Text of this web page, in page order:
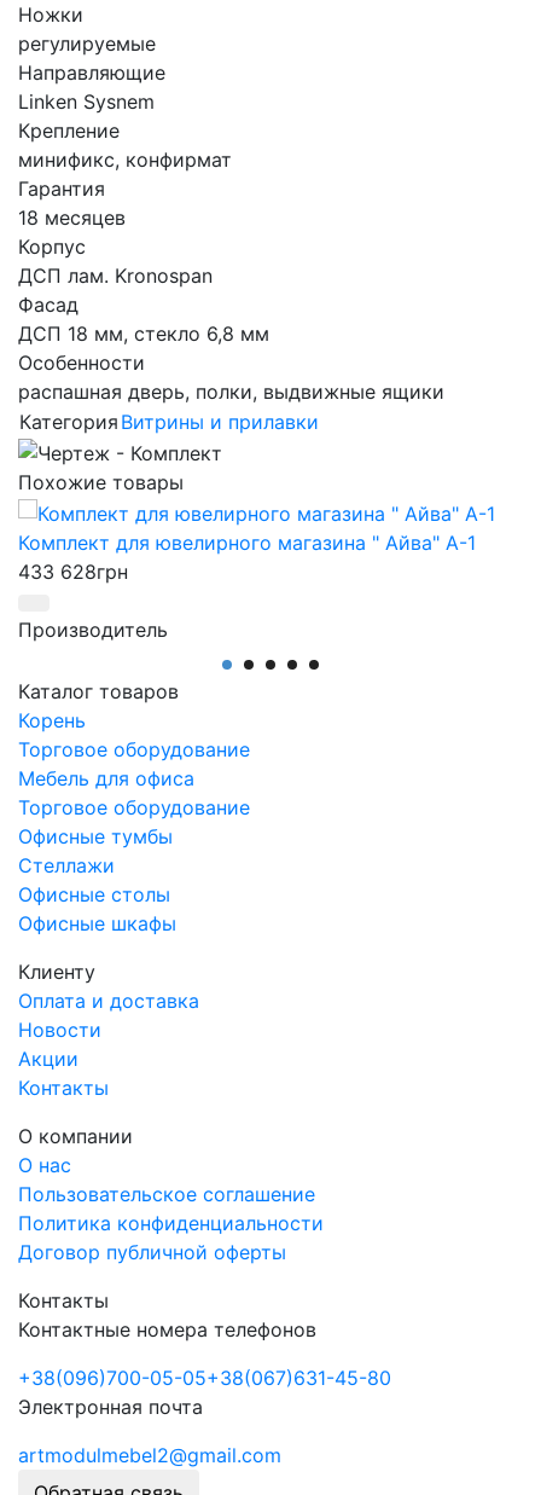
Ножки
регулируемые
Направляющие
Linken Sysnem
Крепление
минификс, конфирмат
Гарантия
18 месяцев
Корпус
ДСП лам. Kronospan
Фасад
ДСП 18 мм, стекло 6,8 мм
Особенности
распашная дверь, полки, выдвижные ящики
Категория Витрины и прилавки
Похожие товары
Комплект для ювелирного магазина " Айва" А-1
433 628грн
Производитель
Общий размер
5 м х 4 м (20 м2)
Назначение
ювелирный салон, салон часов, люкс бижутерия,
парфюмерия.
Артикул
магазин Айва
Каталог товаров
Корень
Торговое оборудование
Мебель для офиса
Торговое оборудование
Офисные тумбы
Стеллажи
Офисные столы
Офисные шкафы
Клиенту
Оплата и доставка
Новости
Акции
Контакты
О компании
О нас
Пользовательское соглашение
Политика конфиденциальности
Договор публичной оферты
Контакты
Контактные номера телефонов
+38(096)700-05-05+38(067)631-45-80
Электронная почта
artmodulmebel2@gmail.com